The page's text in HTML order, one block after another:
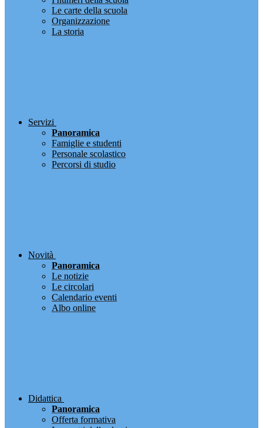
Le carte della scuola
Organizzazione
La storia
Servizi
Panoramica
Famiglie e studenti
Personale scolastico
Percorsi di studio
Novità
Panoramica
Le notizie
Le circolari
Calendario eventi
Albo online
Didattica
Panoramica
Offerta formativa